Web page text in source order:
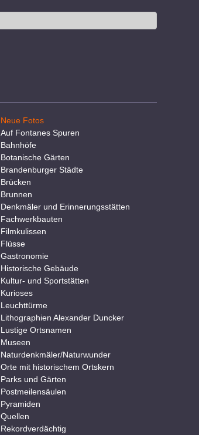
Neue Fotos
Auf Fontanes Spuren
Bahnhöfe
Botanische Gärten
Brandenburger Städte
Brücken
Brunnen
Denkmäler und Erinnerungsstätten
Fachwerkbauten
Filmkulissen
Flüsse
Gastronomie
Historische Gebäude
Kultur- und Sportstätten
Kurioses
Leuchttürme
Lithographien Alexander Duncker
Lustige Ortsnamen
Museen
Naturdenkmäler/Naturwunder
Orte mit historischem Ortskern
Parks und Gärten
Postmeilensäulen
Pyramiden
Quellen
Rekordverdächtig